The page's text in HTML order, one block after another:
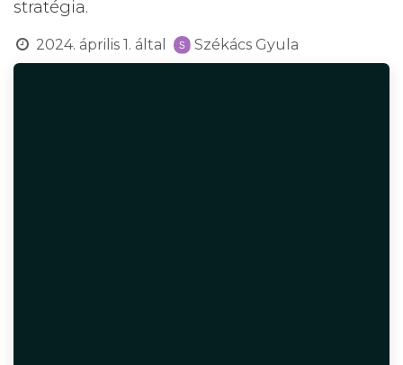
stratégia.
2024. április 1. által Székács Gyula